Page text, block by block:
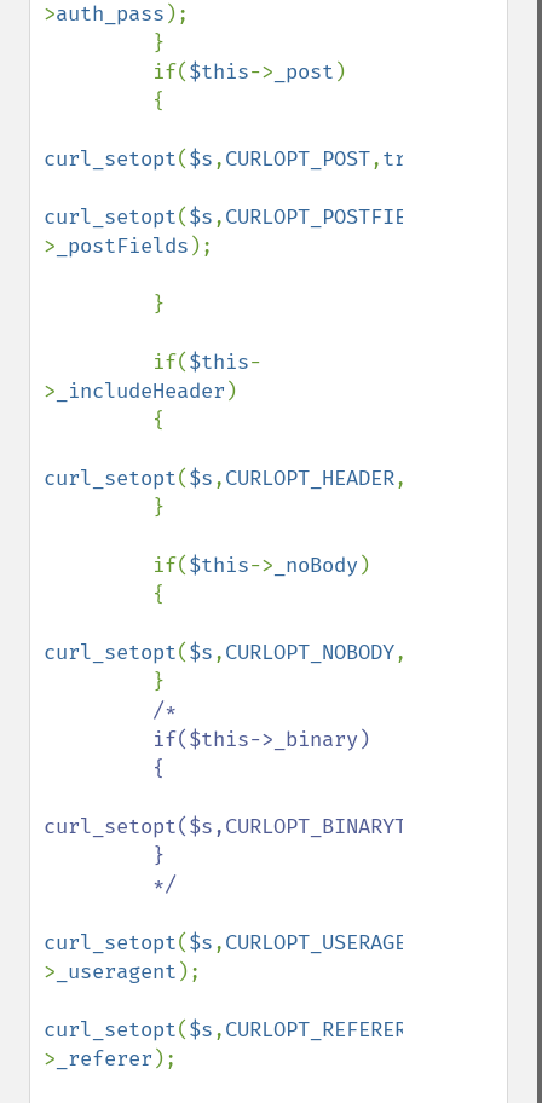
>auth_pass );
         if(
$this-> _post )
curl_setopt($s,CURLOPT_POST,true
curl_setopt($s,CURLOPT_POSTFIELDS
> _postFields );
         if(
$this-
> _includeHeader )
curl_setopt($s,CURLOPT_HEADER,
         if(
$this-> _noBody )
curl_setopt($s,CURLOPT_NOBODY,
/*
curl_setopt($s,CURLOPT_USERAGENT
> _useragent );
curl_setopt($s,CURLOPT_REFERER
> _referer );